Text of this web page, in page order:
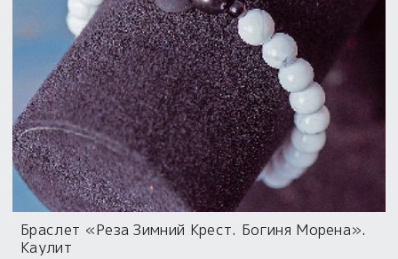
Браслет «Реза Зимний Крест. Богиня Морена».
Каулит